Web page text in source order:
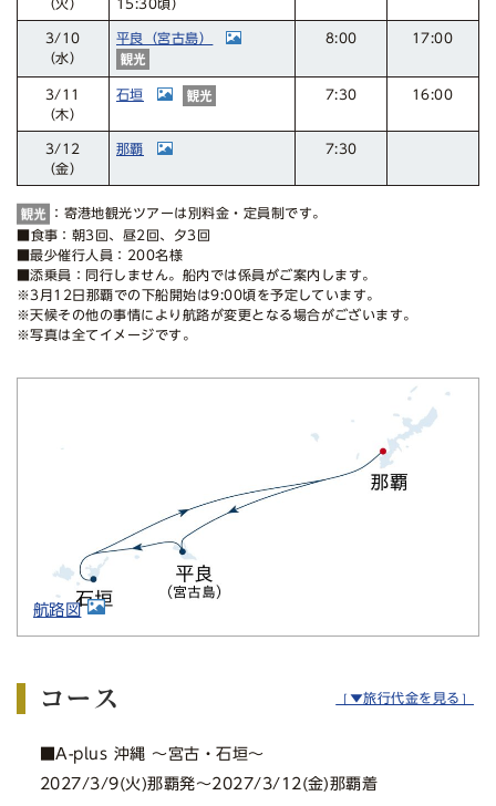
（火） 15:30頃）
3/10
（水）
平良（宮古島） 8:00 17:00
3/11
（木）
石垣 7:30 16:00
3/12
（金）
那覇 7:30
：寄港地観光ツアーは別料金・定員制です。
■食事：朝3回、昼2回、夕3回
■最少催行人員：200名様
■添乗員：同行しません。船内では係員がご案内します。
※3月12日那覇での下船開始は9:00頃を予定しています。
※天候その他の事情により航路が変更となる場合がございます。
※写真は全てイメージです。
航路図
コース ［▼旅行代金を見る］
■A-plus 沖縄 〜宮古・石垣〜
2027/3/9(火)那覇発〜2027/3/12(金)那覇着